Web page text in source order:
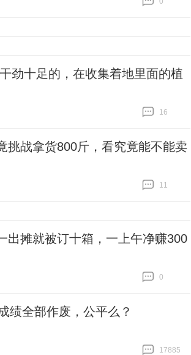
劲十足的，在收集着地里面的植
16
挑战拿货800斤，看究竟能不能卖
11
出摊就被订十箱，一上午净赚300
0
绩全部作废，公平么？
17885